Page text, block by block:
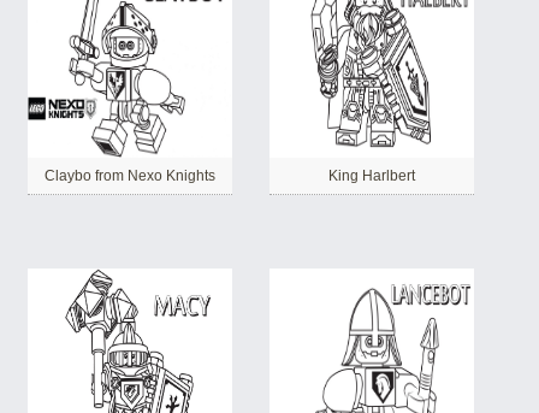
Claybo from Nexo Knights King Harlbert